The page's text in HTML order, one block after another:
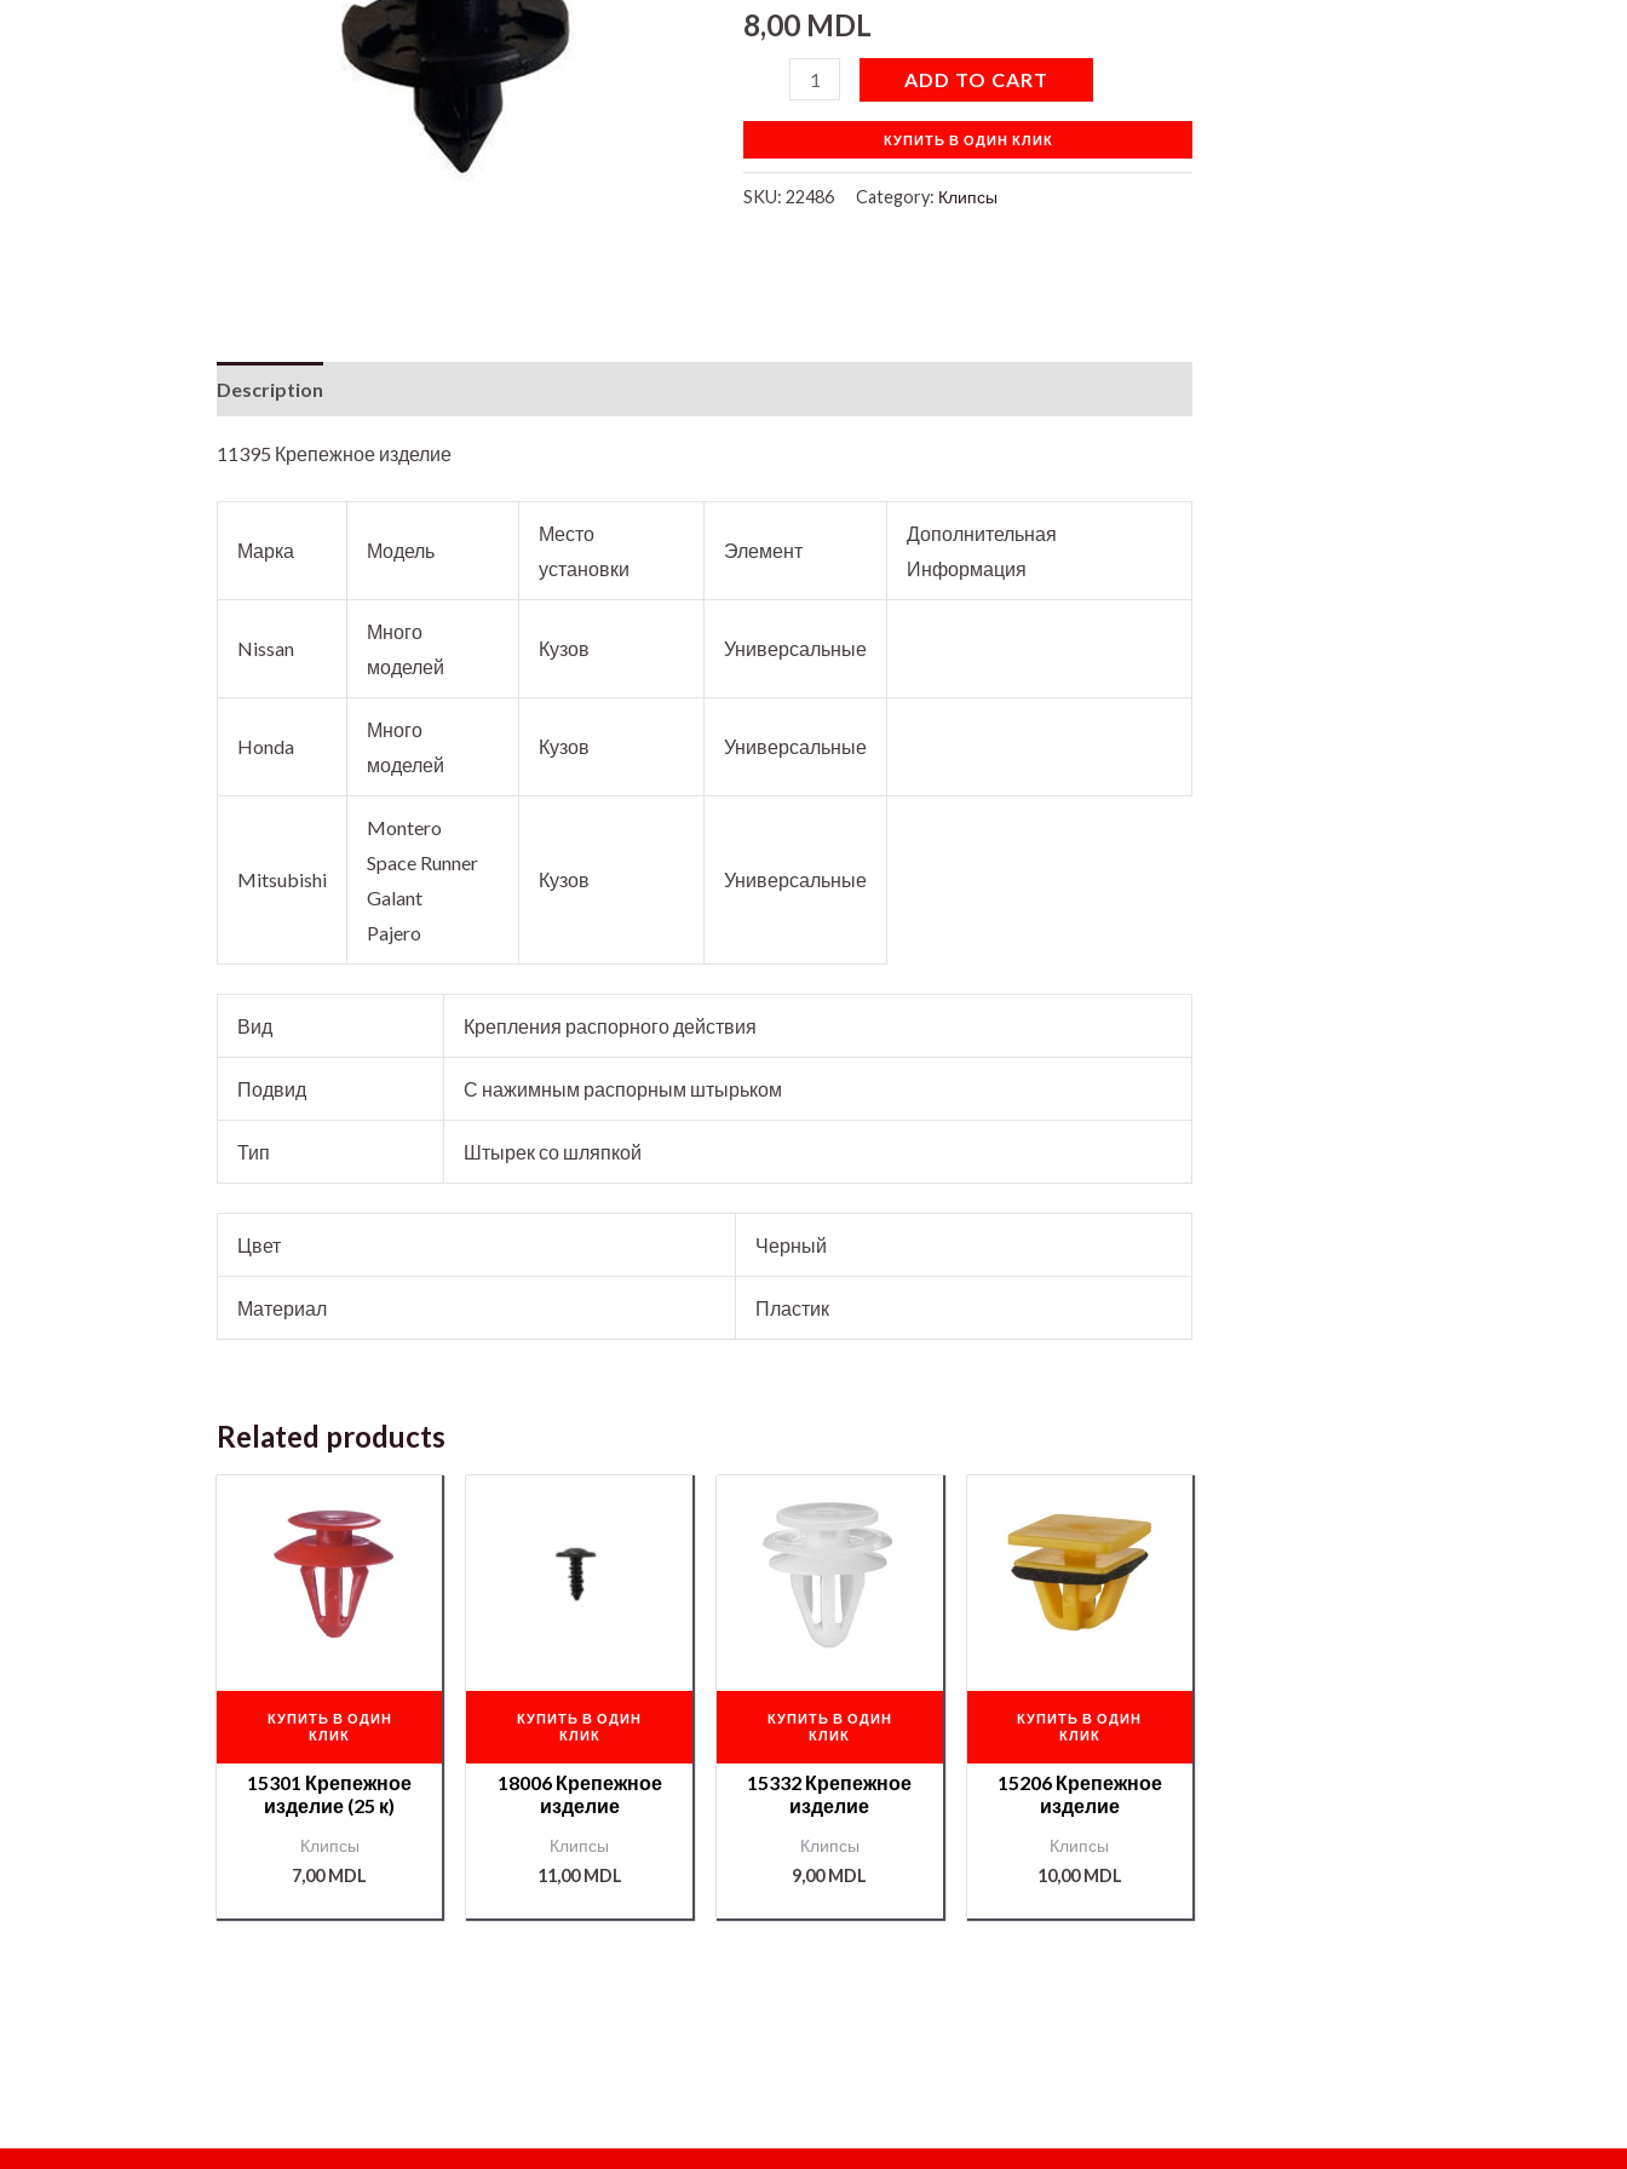
8,00 MDL
ADD TO CART
КУПИТЬ В ОДИН КЛИК
SKU:22486 Category: Клипсы
Description
11395 Крепежное изделие
Марка Модель
Место
установки
Элемент
Дополнительная
Информация
Nissan
Много
моделей
Кузов Универсальные
Honda
Много
моделей
Кузов Универсальные
Mitsubishi
Montero
Space Runner
Galant
Pajero
Кузов Универсальные
Вид Крепления распорного действия
Подвид С нажимным распорным штырьком
Тип Штырек со шляпкой
Цвет Черный
Материал Пластик
Related products
КУПИТЬ В ОДИН
КЛИК
15301 Крепежное
изделие (25 к)
Клипсы
7,00MDL
КУПИТЬ В ОДИН
КЛИК
18006 Крепежное
изделие
Клипсы
11,00MDL
КУПИТЬ В ОДИН
КЛИК
15332 Крепежное
изделие
Клипсы
9,00MDL
КУПИТЬ В ОДИН
КЛИК
15206 Крепежное
изделие
Клипсы
10,00MDL